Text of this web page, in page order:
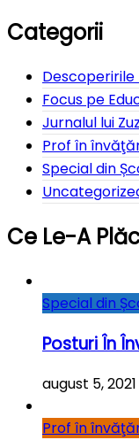
Categorii
Descoperirile
Focus pe
Jurnalul lui
Prof în
Special din
Ce Le-A
Special din
Posturi În
august 5, 2021
Prof în